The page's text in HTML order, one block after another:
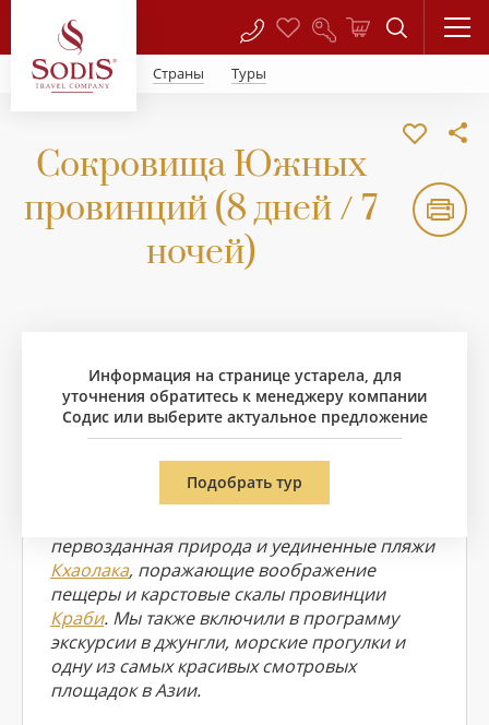
Страны Туры
Сокровища Южных
провинций (8 дней / 7
ночей)
Информация на странице устарела, для
уточнения обратитесь к менеджеру компании
Содис или выберите актуальное предложение
Подобрать тур
Если вы уже знакомы с популярными
Таиланда
и хотите чего-то
первозданная природа и уединенные пляжи
Кхаолака, поражающие воображение
пещеры и карстовые скалы провинции
Краби. Мы также включили в программу
экскурсии в джунгли, морские прогулки и
одну из самых красивых смотровых
площадок в Азии.